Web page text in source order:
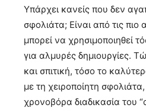
Υπάρχει κανείς που δεν
σφολιάτα; Είναι από τις
μπορεί να χρησιμοποιηθεί
για αλμυρές δημιουργίες.
και σπιτική, τόσο το
με τη χειροποίητη
χρονοβόρα διαδικασία του